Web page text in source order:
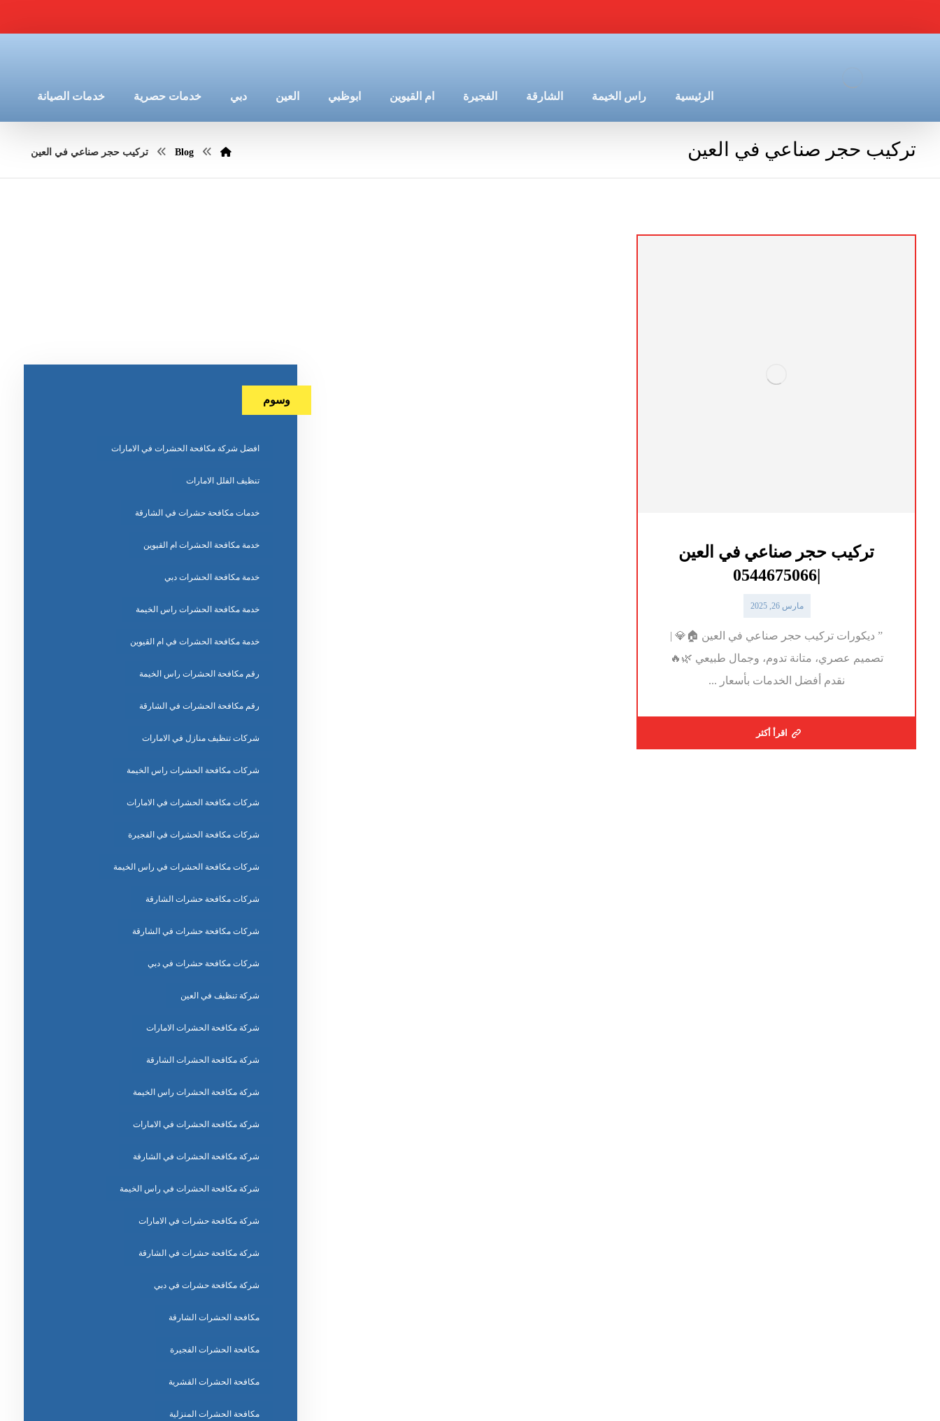
الرئيسية راس الخيمة الشارقة الفجيرة ام القيوين ابوظبي العين دبي خدمات حصرية خدمات الصيانة
تركيب حجر صناعي في العين Blog تركيب حجر صناعي في العين
تركيب حجر صناعي في العين
|0544675066
مارس 26, 2025
” ديكورات تركيب حجر صناعي في العين 🏠💎 |
تصميم عصري، متانة تدوم، وجمال طبيعي 🌿🔥
نقدم أفضل الخدمات بأسعار ...
اقرأ أكثر
وسوم
افضل شركة مكافحة الحشرات في الامارات
تنظيف الفلل الامارات
خدمات مكافحة حشرات في الشارقة
خدمة مكافحة الحشرات ام القيوين
خدمة مكافحة الحشرات دبي
خدمة مكافحة الحشرات راس الخيمة
خدمة مكافحة الحشرات في ام القيوين
رقم مكافحة الحشرات راس الخيمة
رقم مكافحة الحشرات في الشارقة
شركات تنظيف منازل في الامارات
شركات مكافحة الحشرات راس الخيمة
شركات مكافحة الحشرات في الامارات
شركات مكافحة الحشرات في الفجيرة
شركات مكافحة الحشرات في راس الخيمة
شركات مكافحة حشرات الشارقة
شركات مكافحة حشرات في الشارقة
شركات مكافحة حشرات في دبي
شركة تنظيف في العين
شركة مكافحة الحشرات الامارات
شركة مكافحة الحشرات الشارقة
شركة مكافحة الحشرات راس الخيمة
شركة مكافحة الحشرات في الامارات
شركة مكافحة الحشرات في الشارقة
شركة مكافحة الحشرات في راس الخيمة
شركة مكافحة حشرات في الامارات
شركة مكافحة حشرات في الشارقة
شركة مكافحة حشرات في دبي
مكافحة الحشرات الشارقة
مكافحة الحشرات الفجيرة
مكافحة الحشرات القشرية
مكافحة الحشرات المنزلية